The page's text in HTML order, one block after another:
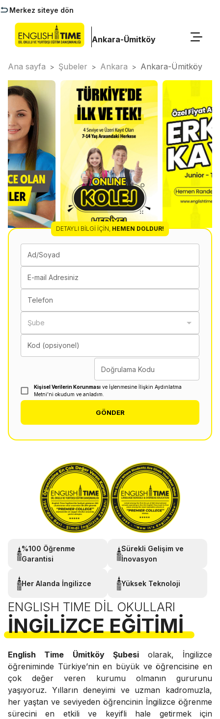
Merkez siteye dön
Ankara-Ümitköy
Ana sayfa > Şubeler > Ankara > Ankara-Ümitköy
DETAYLI BILGI İÇIN, HEMEN DOLDUR!
Ad/Soyad
E-mail Adresiniz
Telefon
Şube
Kod (opsiyonel)
Doğrulama Kodu
Kişisel Verilerin Korunması ve İşlenmesine İlişkin Aydınlatma
Metni'ni okudum ve anladım.
GÖNDER
%100 Öğrenme
Garantisi
Sürekli Gelişim ve
İnovasyon
Her Alanda İngilizce Yüksek Teknoloji
ENGLISH TIME DIL OKULLARI
İNGILIZCE EĞITIMI
English Time Ümitköy Şubesi olarak, İngilizce
öğreniminde Türkiye’nin en büyük ve öğrencisine en
çok değer veren kurumu olmanın gururunu
yaşıyoruz. Yılların deneyimi ve uzman kadromuzla,
her yaştan ve seviyeden öğrencinin İngilizce öğrenme
sürecini en etkili ve keyifli hale getirmek için